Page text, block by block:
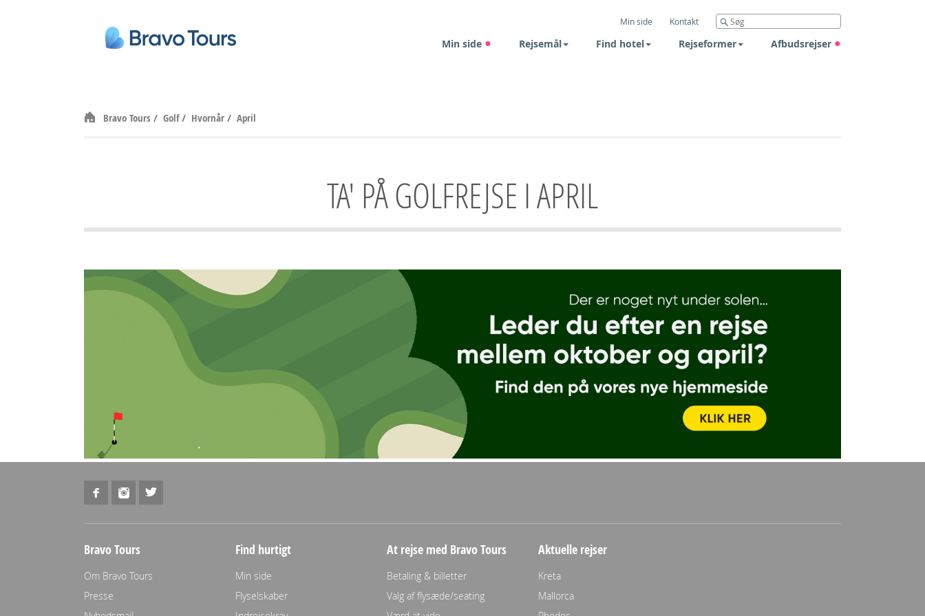
Min side Kontakt
Min side Rejsemål Find hotel Rejseformer Afbudsrejser
Bravo Tours / Golf/ Hvornår/ April
TA' PÅ GOLFREJSE I APRIL
Bravo Tours
Om Bravo Tours
Presse
Find hurtigt
Min side
Flyselskaber
At rejse med Bravo Tours
Betaling & billetter
Valg af flysæde/seating
Aktuelle rejser
Kreta
Mallorca